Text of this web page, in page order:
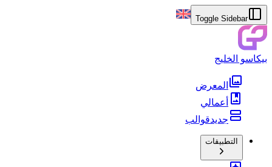
Toggle Sidebar
بيكاسو الخليج
المعرض
أعمالي
جديدقوالب
التطبيقات